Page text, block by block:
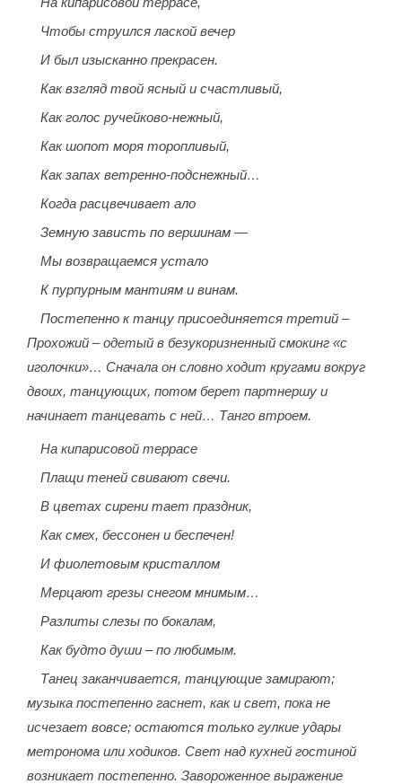
Чтобы струился лаской вечер
И был изысканно прекрасен.
Как взгляд твой ясный и счастливый,
Как голос ручейково-нежный,
Как шопот моря торопливый,
Как запах ветренно-подснежный…
Когда расцвечивает ало
Земную зависть по вершинам —
Мы возвращаемся устало
К пурпурным мантиям и винам.
Постепенно к танцу присоединяется третий –
Прохожий – одетый в безукоризненный смокинг «с
иголочки»… Сначала он словно ходит кругами вокруг
двоих, танцующих, потом берет партнершу и
начинает танцевать с ней… Танго втроем.
На кипарисовой террасе
Плащи теней свивают свечи.
В цветах сирени тает праздник,
Как смех, бессонен и беспечен!
И фиолетовым кристаллом
Мерцают грезы снегом мнимым…
Разлиты слезы по бокалам,
Как будто души – по любимым.
Танец заканчивается, танцующие замирают;
музыка постепенно гаснет, как и свет, пока не
исчезает вовсе; остаются только гулкие удары
метронома или ходиков. Свет над кухней гостиной
возникает постепенно. Завороженное выражение